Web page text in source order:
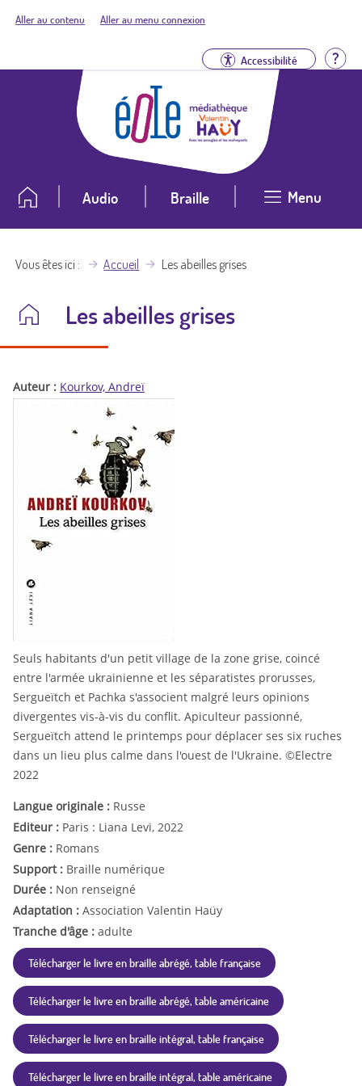
Aller au contenu Aller au menu connexion
Accessibilité
Audio Braille Menu
Vous êtes ici Accueil Les abeilles grises
Les abeilles grises
Auteur : Kourkov, Andreï
Seuls habitants d'un petit village de la zone grise, coincé
entre l'armée ukrainienne et les séparatistes prorusses,
Sergueïtch et Pachka s'associent malgré leurs opinions
divergentes vis-à-vis du conflit. Apiculteur passionné,
Sergueïtch attend le printemps pour déplacer ses six ruches
dans un lieu plus calme dans l'ouest de l'Ukraine. ©Electre
2022
Langue originale : Russe
Editeur : Paris : Liana Levi, 2022
Genre : Romans
Support : Braille numérique
Durée : Non renseigné
Adaptation : Association Valentin Haüy
Tranche d'âge : adulte
Télécharger le livre en braille abrégé, table française
Télécharger le livre en braille abrégé, table américaine
Télécharger le livre en braille intégral, table française
Télécharger le livre en braille intégral, table américaine